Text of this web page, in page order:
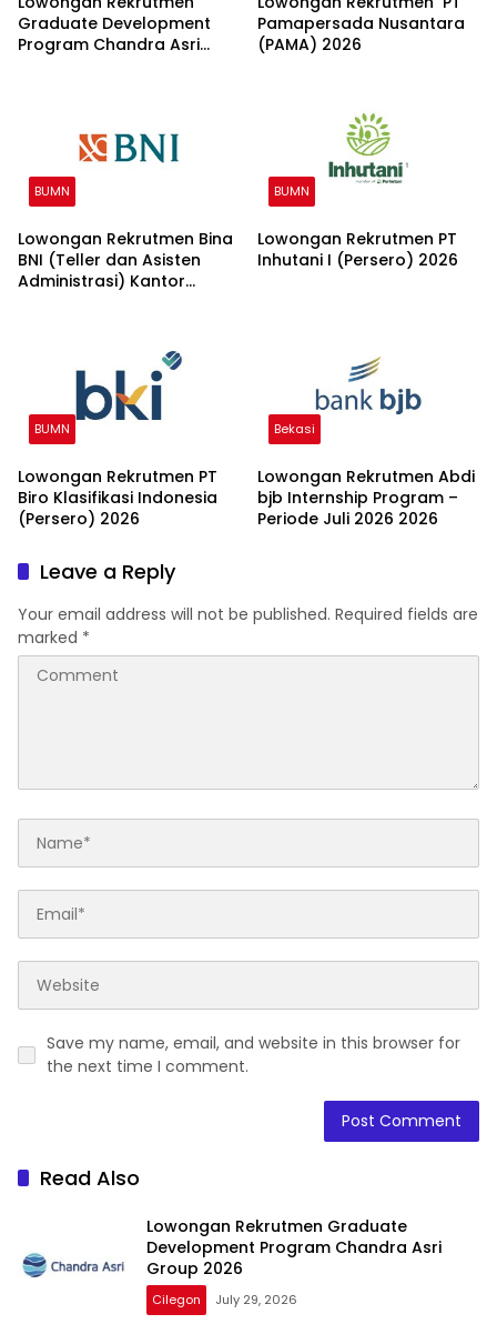
Graduate Development
Program Chandra Asri
Pamapersada Nusantara
(PAMA) 2026
BUMN
Lowongan Rekrutmen Bina
BNI (Teller dan Asisten
Administrasi) Kantor
BUMN
Lowongan Rekrutmen PT
Inhutani I (Persero) 2026
BUMN
Lowongan Rekrutmen PT
Biro Klasifikasi Indonesia
(Persero) 2026
Bekasi
Lowongan Rekrutmen Abdi
bjb Internship Program –
Periode Juli 2026 2026
Leave a Reply
Your email address will not be published. Required fields are
marked *
Save my name, email, and website in this browser for
the next time I comment.
Read Also
Lowongan Rekrutmen Graduate
Development Program Chandra Asri
Group 2026
Cilegon July 29, 2026